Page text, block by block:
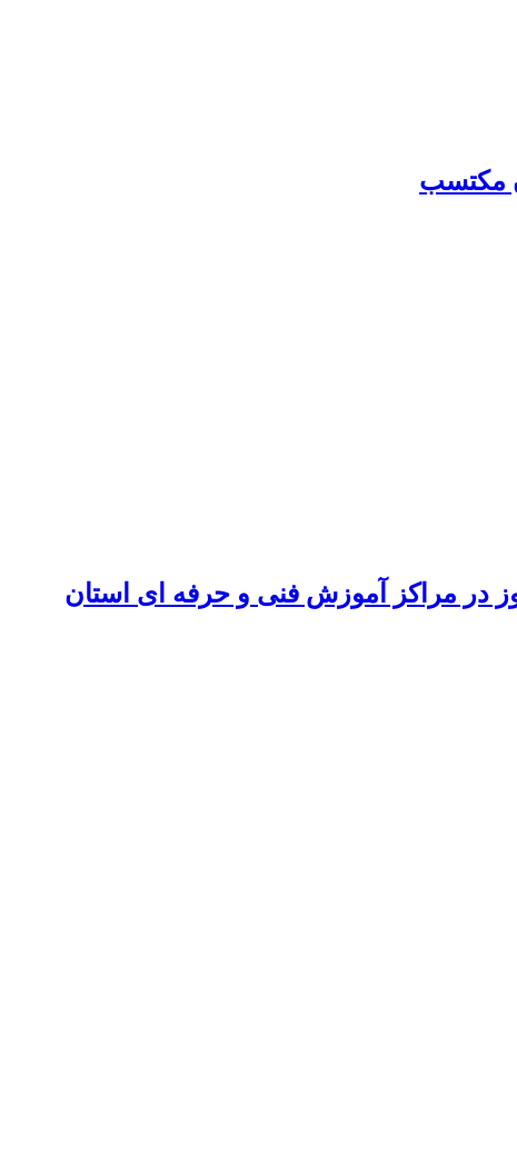
مکتسب
در مراکز آموزش فنی و حرفه ای استان